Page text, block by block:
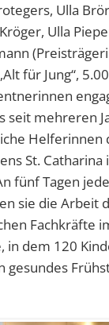
Ulla
Ulla
für Jung“,
seit mehreren
Helferinnen
St. Catharina
fünf Tagen
sie die Arbeit
Fachkräfte
in dem 120
gesundes